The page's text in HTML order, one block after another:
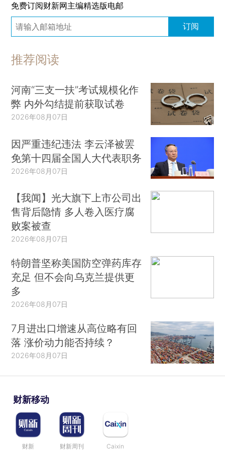
免费订阅财新网主编精选版电邮
订阅
推荐阅读
河南“三支一扶”考试规模化作
弊 内外勾结提前获取试卷
2026年08月07日
因严重违纪违法 李云泽被罢
免第十四届全国人大代表职务
2026年08月07日
【我闻】光大旗下上市公司出
售背后隐情 多人卷入医疗腐
败案被查
2026年08月07日
特朗普坚称美国防空弹药库存
充足 但不会向乌克兰提供更
多
2026年08月07日
7月进出口增速从高位略有回
落 涨价动力能否持续？
2026年08月07日
财新移动
财新 财新周刊 Caixin